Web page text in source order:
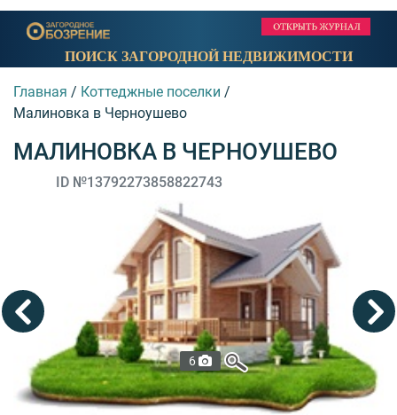
ПОИСК ЗАГОРОДНОЙ НЕДВИЖИМОСТИ
Главная / Коттеджные поселки /
Малиновка в Черноушево
МАЛИНОВКА В ЧЕРНОУШЕВО
ID №13792273858822743
6